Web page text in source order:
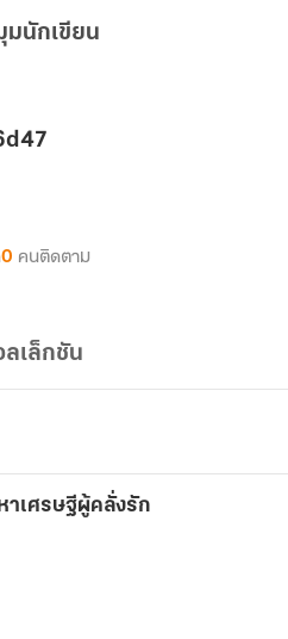
มนักเขียน
0 คนติดตาม
ลเล็กชัน
าเศรษฐีผู้คลั่งรัก